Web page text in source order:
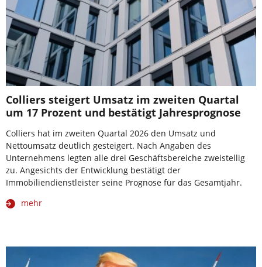
Colliers steigert Umsatz im zweiten Quartal
um 17 Prozent und bestätigt Jahresprognose
Colliers hat im zweiten Quartal 2026 den Umsatz und
Nettoumsatz deutlich gesteigert. Nach Angaben des
Unternehmens legten alle drei Geschäftsbereiche zweistellig
zu. Angesichts der Entwicklung bestätigt der
Immobiliendienstleister seine Prognose für das Gesamtjahr.
mehr